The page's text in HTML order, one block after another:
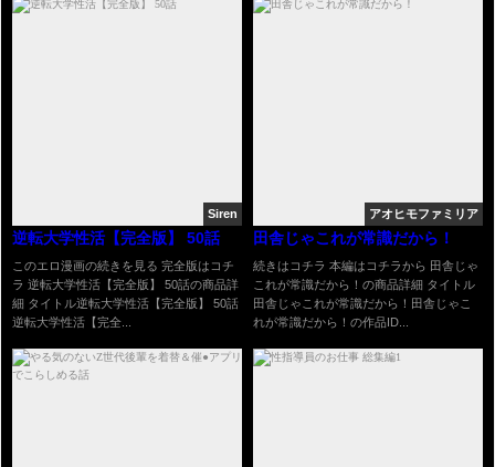
Siren
逆転大学性活【完全版】 50話
このエロ漫画の続きを見る 完全版はコチ
ラ 逆転大学性活【完全版】 50話の商品詳
細 タイトル逆転大学性活【完全版】 50話
逆転大学性活【完全...
アオヒモファミリア
田舎じゃこれが常識だから！
続きはコチラ 本編はコチラから 田舎じゃ
これが常識だから！の商品詳細 タイトル
田舎じゃこれが常識だから！田舎じゃこ
れが常識だから！の作品ID...